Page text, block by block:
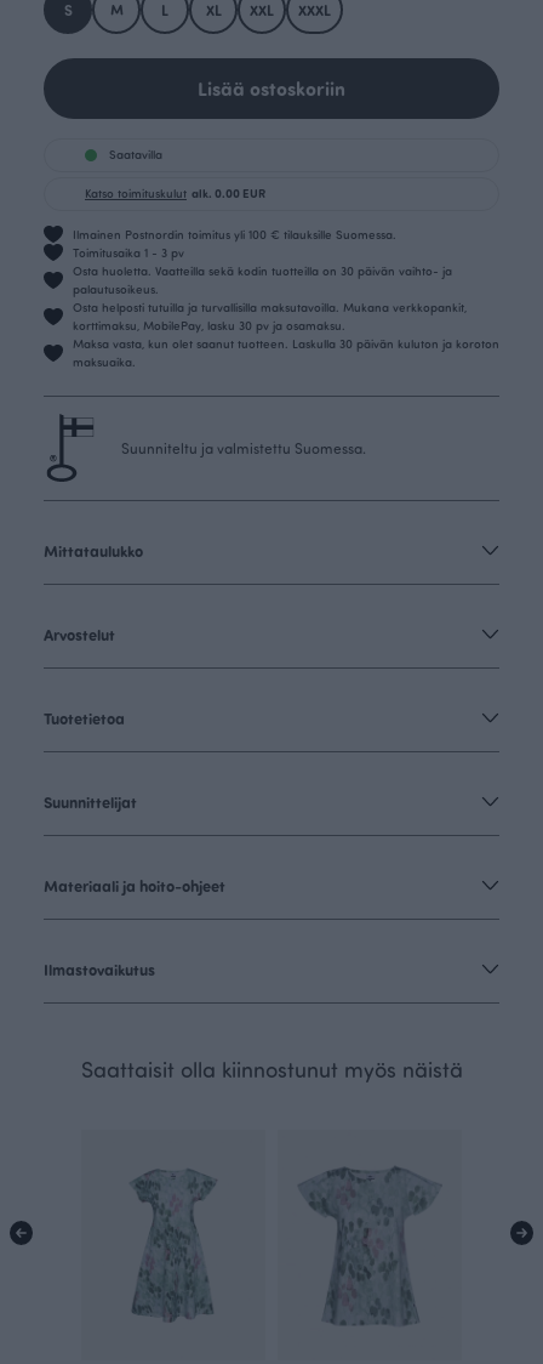
S M L XL XXL XXXL
Lisää ostoskoriin
Saatavilla
Katso toimituskulut alk. 0.00 EUR
Ilmainen Postnordin toimitus yli 100 € tilauksille Suomessa.
Toimitusaika 1 - 3 pv
Osta huoletta. Vaatteilla sekä kodin tuotteilla on 30 päivän vaihto- ja
palautusoikeus.
Osta helposti tutuilla ja turvallisilla maksutavoilla. Mukana verkkopankit,
korttimaksu, MobilePay, lasku 30 pv ja osamaksu.
Maksa vasta, kun olet saanut tuotteen. Laskulla 30 päivän kuluton ja koroton
maksuaika.
Suunniteltu ja valmistettu Suomessa.
Mittataulukko
Arvostelut
Tuotetietoa
Suunnittelijat
Materiaali ja hoito-ohjeet
Ilmastovaikutus
Saattaisit olla kiinnostunut myös näistä